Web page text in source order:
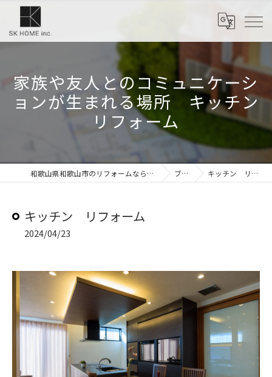
家族や友人とのコミュニケーシ
ョンが生まれる場所 キッチン
リフォーム
和歌山県和歌山市のリフォームなら株式会社SKホーム ブログ キッチン リフォーム
キッチン リフォーム
2024/04/23